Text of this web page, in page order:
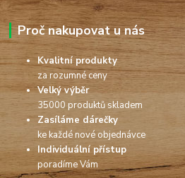
Proč nakupovat u nás
Kvalitní produkty
za rozumné ceny
Velký výběr
35000 produktů skladem
Zasíláme dárečky
ke každé nové objednávce
Individuální přístup
poradíme Vám